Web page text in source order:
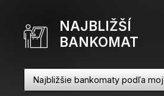
NAJBLIŽŠÍ
BANKOMAT
Najbližšie bankomaty podľa